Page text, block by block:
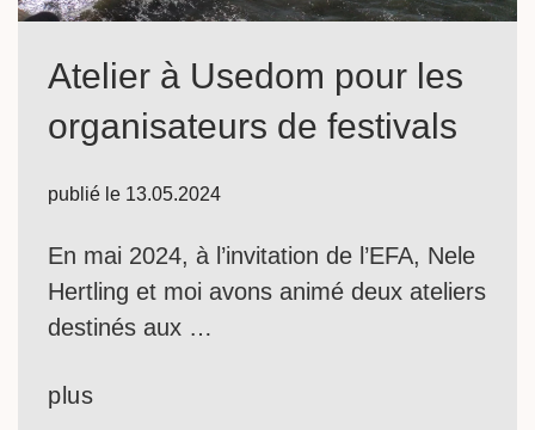
Atelier à Usedom pour les
organisateurs de festivals
publié le 13.05.2024
En mai 2024, à l’invitation de l’EFA, Nele
Hertling et moi avons animé deux ateliers
destinés aux …
plus